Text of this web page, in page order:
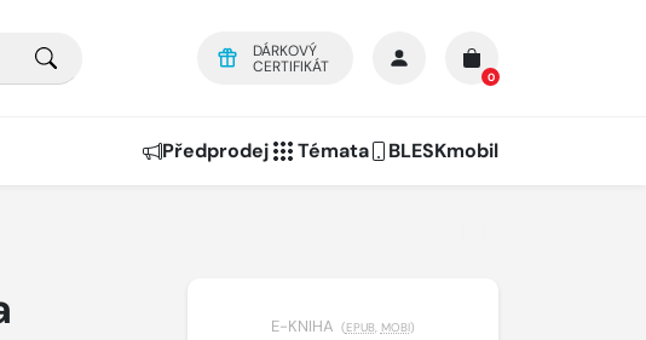
DÁRKOVÝ
CERTIFIKÁT
0
Předprodej Témata BLESKmobil
E-KNIHA (EPUB, MOBI)